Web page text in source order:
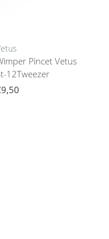
Pincet Vetus
12Tweezer